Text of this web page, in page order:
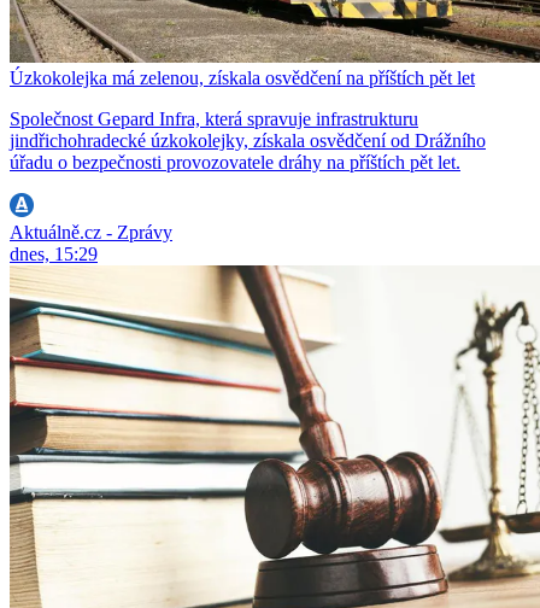
Úzkokolejka má zelenou, získala osvědčení na příštích pět let
Společnost Gepard Infra, která spravuje infrastrukturu
jindřichohradecké úzkokolejky, získala osvědčení od Drážního
úřadu o bezpečnosti provozovatele dráhy na příštích pět let.
Aktuálně.cz - Zprávy
dnes, 15:29